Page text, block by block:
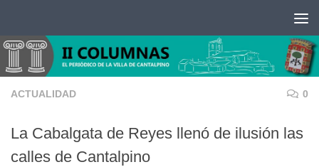
ACTUALIDAD 0
La Cabalgata de Reyes llenó de ilusión las
calles de Cantalpino